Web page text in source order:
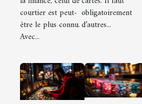
courtier est peut-
être le plus connu.
Avec...
obligatoirement
d’autres...